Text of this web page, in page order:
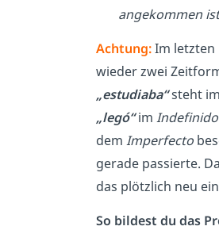
angekommen
Achtung:Im letzten
wieder zwei
„estudiaba“steht im
„legó“im
dem Imperfecto
gerade passierte.
das plötzlich neu
So bildest du das